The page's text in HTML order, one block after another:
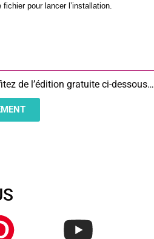
pour lancer l’installation.
de l’édition gratuite ci-dessous…